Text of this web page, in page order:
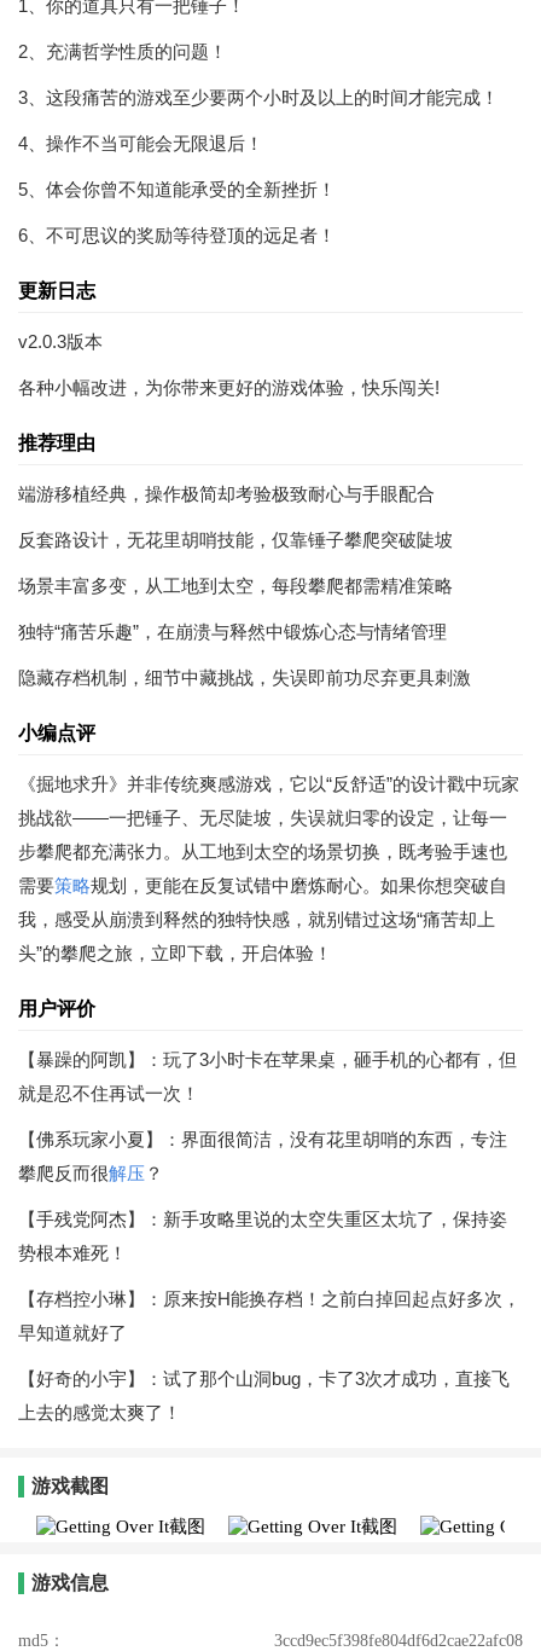
1、你的道具只有一把锤子！
2、充满哲学性质的问题！
3、这段痛苦的游戏至少要两个小时及以上的时间才能完成！
4、操作不当可能会无限退后！
5、体会你曾不知道能承受的全新挫折！
6、不可思议的奖励等待登顶的远足者！
更新日志
v2.0.3版本
各种小幅改进，为你带来更好的游戏体验，快乐闯关!
推荐理由
端游移植经典，操作极简却考验极致耐心与手眼配合
反套路设计，无花里胡哨技能，仅靠锤子攀爬突破陡坡
场景丰富多变，从工地到太空，每段攀爬都需精准策略
独特“痛苦乐趣”，在崩溃与释然中锻炼心态与情绪管理
隐藏存档机制，细节中藏挑战，失误即前功尽弃更具刺激
小编点评
《掘地求升》并非传统爽感游戏，它以“反舒适”的设计戳中玩家
挑战欲——一把锤子、无尽陡坡，失误就归零的设定，让每一
步攀爬都充满张力。从工地到太空的场景切换，既考验手速也
需要策略规划，更能在反复试错中磨炼耐心。如果你想突破自
我，感受从崩溃到释然的独特快感，就别错过这场“痛苦却上
头”的攀爬之旅，立即下载，开启体验！
用户评价
【暴躁的阿凯】：玩了3小时卡在苹果桌，砸手机的心都有，但
就是忍不住再试一次！
【佛系玩家小夏】：界面很简洁，没有花里胡哨的东西，专注
攀爬反而很解压 ？
【手残党阿杰】：新手攻略里说的太空失重区太坑了，保持姿
势根本难死！
【存档控小琳】：原来按H能换存档！之前白掉回起点好多次，
早知道就好了
【好奇的小宇】：试了那个山洞bug，卡了3次才成功，直接飞
上去的感觉太爽了！
游戏截图
游戏信息
md5： 3ccd9ec5f398fe804df6d2cae22afc08